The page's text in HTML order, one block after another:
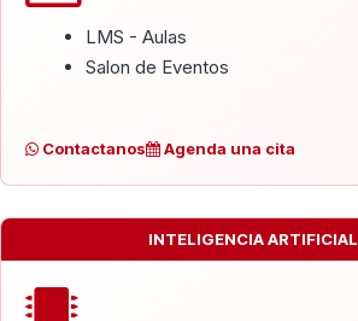
LMS - Aulas
Salon de Eventos
Contactanos Agenda una cita
INTELIGENCIA ARTIFICIAL